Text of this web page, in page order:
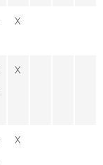
X
X
X